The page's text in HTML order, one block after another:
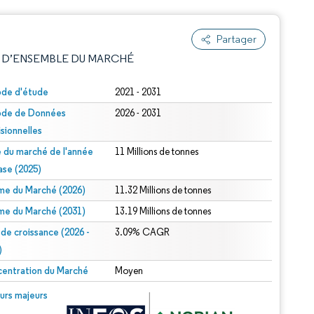
Partager
DU MARCHÉ
d'étude 2021 - 2031
de Données
2026 - 2031
du marché de l'année
(2025)
11 Millions de tonnes
du Marché (2026) 11.32 Millions de tonnes
du Marché (2031) 13.19 Millions de tonnes
croissance (2026 -
3.09% CAGR
du Marché Moyen
majeurs
© Mordor Intelligence. La réutilisation nécessite une attribution sous CC BY 4.0.
sous CC BY 4.0.